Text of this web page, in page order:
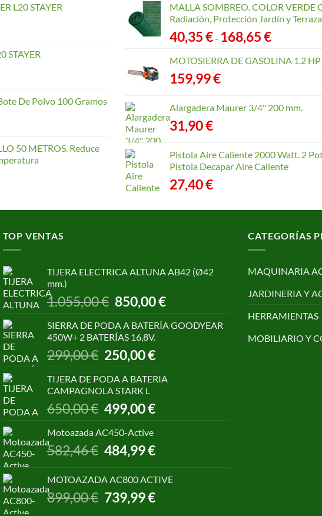
L20 STAYER
STAYER
De Polvo 100 Gramos
50 METROS. Reduce
MALLA SOMBREO. COLOR VERDE
Radiación, Protección Jardín y
40,35€- 168,65€Rango
precios:
168,65 €
MOTOSIERRA DE GASOLINA 1.2
159,99€
Alargadera Maurer 3/4" 200 mm.
31,90€
Pistola Aire Caliente 2000 Watt. 2
Pistola Decapar Aire Caliente
27,40€
TOP VENTAS
TIJERA ELECTRICA ALTUNA AB42 (Ø42
mm.)
1.055,00€ El
precio
original
era:
1.055,00 €.
850,00€El
actual
SIERRA DE PODA A BATERÍA GOODYEAR
450W+ 2 BATERÍAS 16,8V.
299,00€ El
precio
original
era:
299,00 €.
250,00€El
actual
250,00 €.
TIJERA DE PODA A BATERIA
CAMPAGNOLA STARK L
650,00€
El
precio
original
650,00 €.
499,00€El
499,00 €.
Motoazada AC450-Active
582,46€
El
precio
era:
582,46 €.
484,99€El
es:
484,99 €.
MOTOAZADA AC800 ACTIVE
899,00€ El
precio
739,99€El
CATEGORÍAS
MAQUINARIA
JARDINERIA Y
HERRAMIENTAS
MOBILIARIO Y